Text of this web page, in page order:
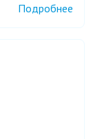
Подробнее